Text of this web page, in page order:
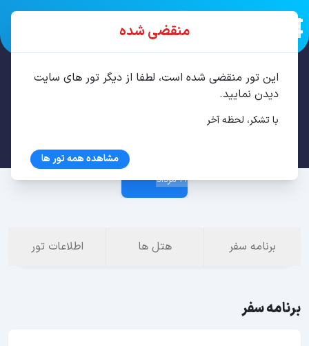
21 مرداد
برنامه سفر هتل ها اطلاعات تور
برنامه سفر
منقضی شده
این تور منقضی شده است، لطفا از دیگر تور های سایت
دیدن نمایید.
با تشکر، لحظه آخر
مشاهده همه تور ها